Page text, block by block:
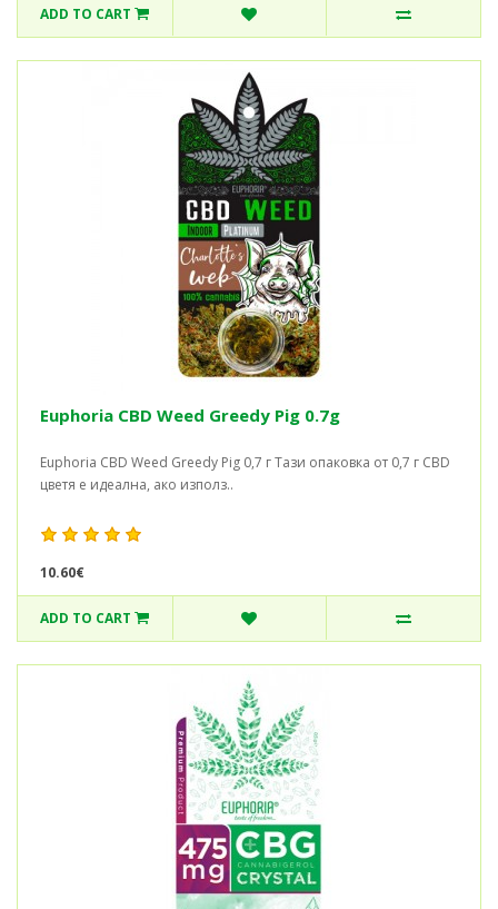
ADD TO CART
Euphoria CBD Weed Greedy Pig 0.7g
Euphoria CBD Weed Greedy Pig 0,7 г Тази опаковка от 0,7 г CBD
цветя е идеална, ако използ..
10.60€
ADD TO CART